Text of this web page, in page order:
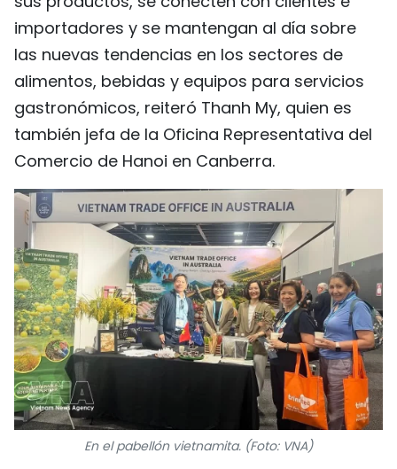
importadores y se mantengan al día sobre
las nuevas tendencias en los sectores de
alimentos, bebidas y equipos para servicios
gastronómicos, reiteró Thanh My, quien es
también jefa de la Oficina Representativa del
Comercio de Hanoi en Canberra.
En el pabellón vietnamita. (Foto: VNA)